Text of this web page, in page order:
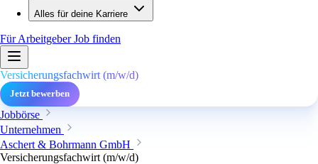
Alles für deine Karriere
Für ArbeitgeberJob finden
Versicherungsfachwirt (m/w/d)
Jetzt bewerben
Jobbörse
Unternehmen
Aschert & Bohrmann GmbH
Versicherungsfachwirt (m/w/d)